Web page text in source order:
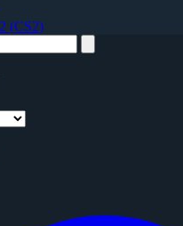
(CS2)